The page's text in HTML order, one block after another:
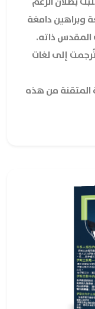
وبراهين دامغة
ذاته.
إلى لغات
المتقنة من هذه